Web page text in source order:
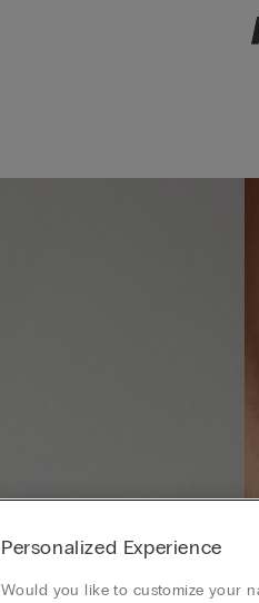
Personalized Experience
Would you like to customize your